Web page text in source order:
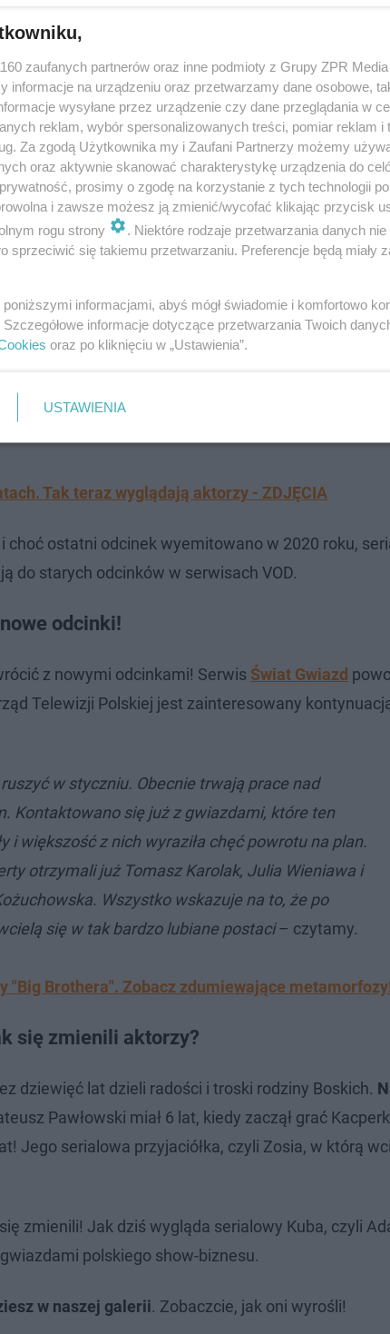
2011 roku. Niestety, po 9 latach, 16 sezonach oraz
produkcji
powodem zdjęcia serialu z anteny była jego stale
Tak teraz wyglądają aktorzy - ZDJĘCIA
choć ostatni odcinek wyemitowano w 2020 roku,
do starych odcinków w serwisach VOD.
odcinki!
z nowymi odcinkami! Serwis Świat Gwiazd
Telewizji Polskiej jest zainteresowany
w styczniu. Obecnie trwają prace nad
Kontaktowano się już z gwiazdami, które ten
i większość z nich wyraziła chęć powrotu na plan.
otrzymali już Tomasz Karolak, Julia Wieniawa i
Wszystko wskazuje na to, że po
się w tak bardzo lubiane postaci– czytamy.
"Big Brothera". Zobacz zdumiewające
się zmienili aktorzy?
dziewięć lat dzieli radości i troski rodziny Boskich.
Pawłowski miał 6 lat, kiedy zaczął grać
Jego serialowa przyjaciółka, czyli Zosia, w którą
zmienili! Jak dziś wygląda serialowy Kuba, czyli
polskiego show-biznesu.
w naszej galerii. Zobaczcie, jak oni wyrośli!
zaufanych partnerów oraz inne podmioty z Grupy ZPR
informacje na urządzeniu oraz przetwarzamy dane osobowe,
wysyłane przez urządzenie czy dane przeglądania w
reklam, wybór spersonalizowanych treści, pomiar reklam i
Za zgodą Użytkownika my i Zaufani Partnerzy możemy
oraz aktywnie skanować charakterystykę urządzenia do
prosimy o zgodę na korzystanie z tych technologii
i zawsze możesz ją zmienić/wycofać klikając przycisk
rogu strony
. Niektóre rodzaje przetwarzania danych
sprzeciwić się takiemu przetwarzaniu. Preferencje będą miały
poniższymi informacjami, abyś mógł świadomie i komfortowo
informacje dotyczące przetwarzania Twoich
oraz po kliknięciu w „Ustawienia”.
USTAWIENIA